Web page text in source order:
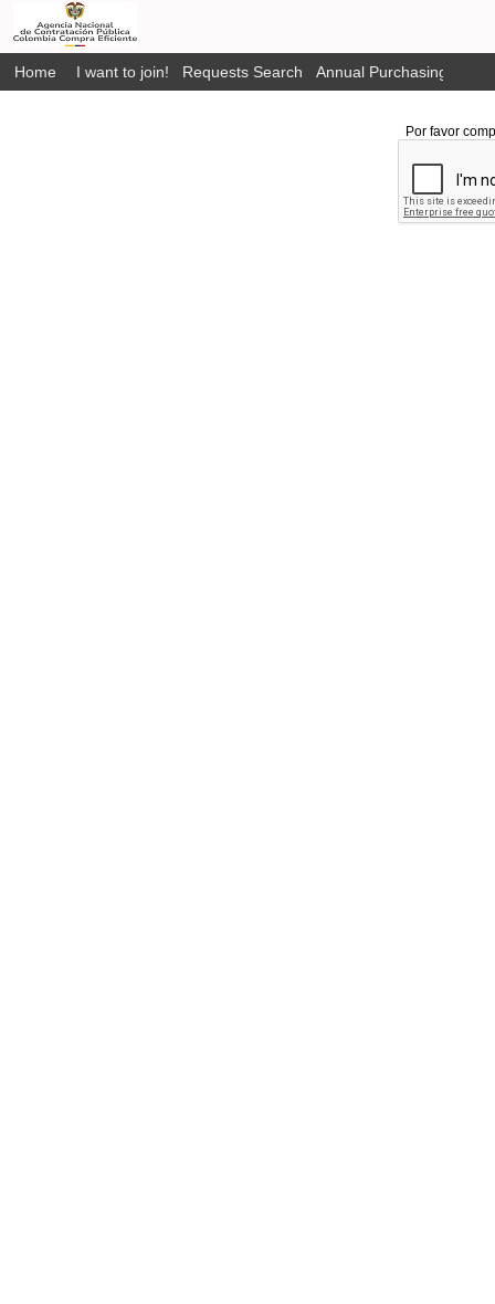
Home I want to join! Requests Search Annual Purchasing Plan
Por favor